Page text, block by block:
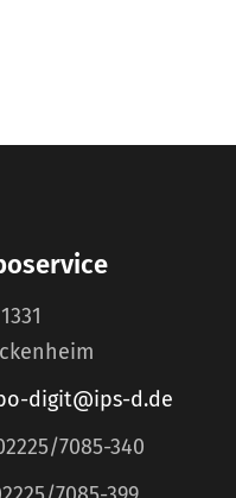
digit@ips-d.de
7085-340